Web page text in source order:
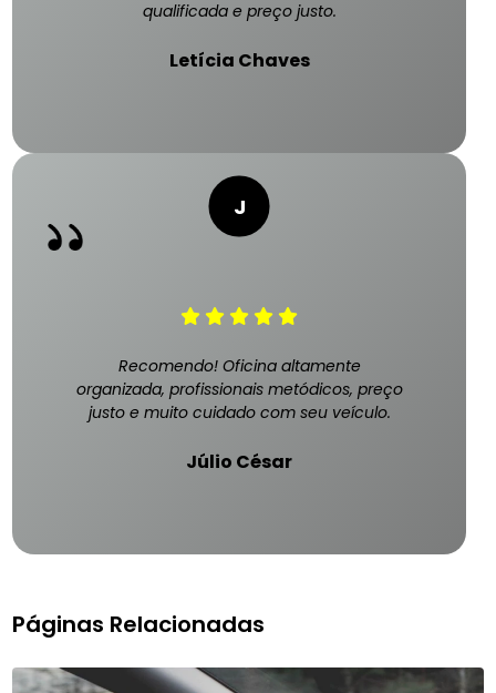
qualificada e preço justo.
Letícia Chaves
Recomendo! Oficina altamente
organizada, profissionais metódicos, preço
justo e muito cuidado com seu veículo.
Júlio César
Páginas Relacionadas